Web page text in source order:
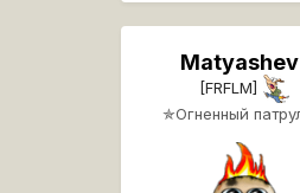
Matyashev
[FRFLM]
✯Огненный